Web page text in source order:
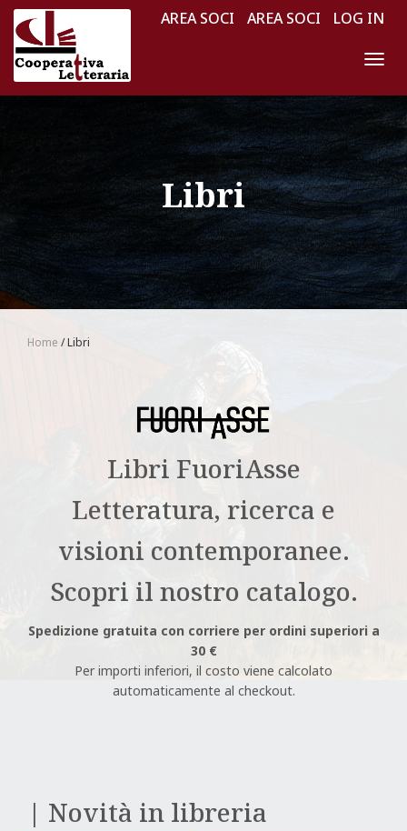
AREA SOCI AREA SOCI LOG IN
Libri
Home / Libri
Libri FuoriAsse
Letteratura, ricerca e
visioni contemporanee.
Scopri il nostro catalogo.
Spedizione gratuita con corriere per ordini superiori a
30 €
Per importi inferiori, il costo viene calcolato
automaticamente al checkout.
| Novità in libreria